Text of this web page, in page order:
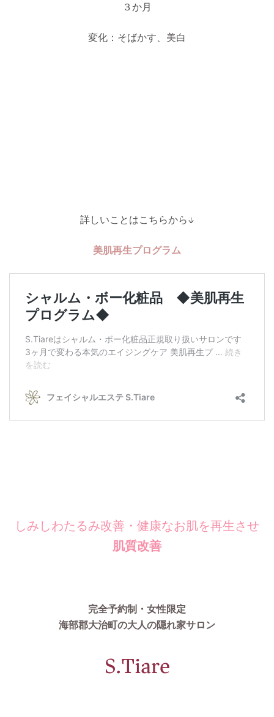
３か月
変化：そばかす、美白
詳しいことはこちらから↓
美肌再生プログラム
しみしわたるみ改善・健康なお肌を再生させ
肌質改善
完全予約制・女性限定
海部郡大治町の大人の隠れ家サロン
S.Tiare